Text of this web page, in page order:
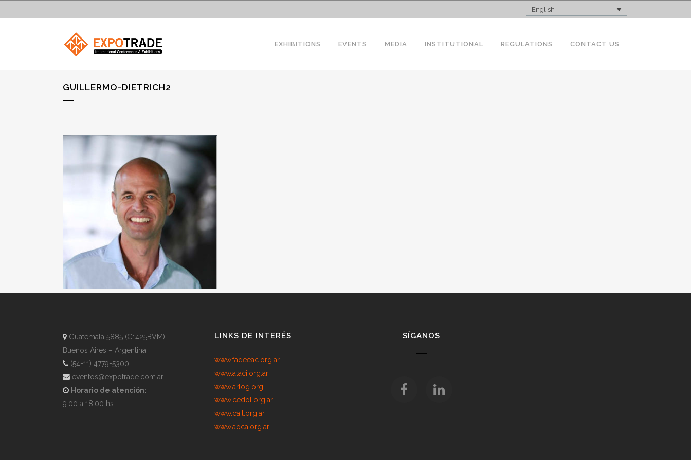
English
EXHIBITIONS EVENTS MEDIA INSTITUTIONAL REGULATIONS CONTACT US
GUILLERMO-DIETRICH2
Guatemala 5885 (C1425BVM)
Buenos Aires – Argentina
(54-11) 4779-5300
eventos@expotrade.com.ar
Horario de atención:
9:00 a 18:00 hs.
LINKS DE INTERÉS
www.fadeeac.org.ar
www.ataci.org.ar
www.arlog.org
www.cedol.org.ar
www.cail.org.ar
www.aoca.org.ar
SÍGANOS